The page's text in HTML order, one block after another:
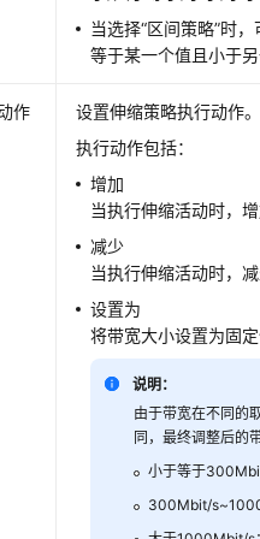
当选择“区间策略”时
等于某一个值且小于
作
设置伸缩策略执行动作。
执行动作包括：
增加
当执行伸缩活动时，增
减少
当执行伸缩活动时，减
设置为
将带宽大小设置为固定
说明：
由于带宽在不同的
同，最终调整后的
小于等于
300Mbit/